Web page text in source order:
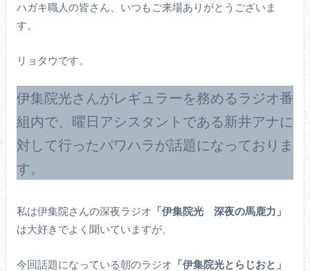
ハガキ職人の皆さん、いつもご来場ありがとうございま
す。
リョタウです。
伊集院光さんがレギュラーを務めるラジオ番
組内で、曜日アシスタントである新井アナに
対して行ったパワハラが話題になっておりま
す。
私は伊集院さんの深夜ラジオ 「伊集院光 深夜の馬鹿力」
は大好きでよく聞いていますが、
今回話題になっている朝のラジオ 「伊集院光とらじおと」